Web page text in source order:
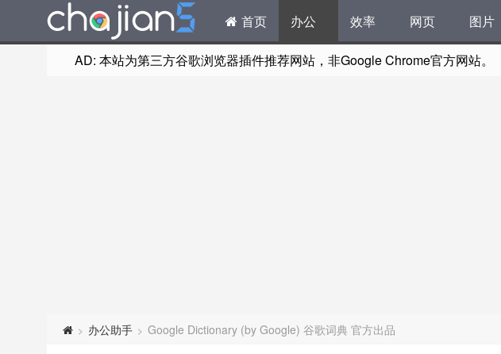
首页 办公 效率 网页 图片
AD: 本站为第三方谷歌浏览器插件推荐网站，非Google Chrome官方网站。
> 办公助手 > Google Dictionary (by Google) 谷歌词典 官方出品